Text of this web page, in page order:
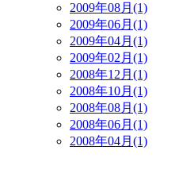
2009年08月(1)
2009年06月(1)
2009年04月(1)
2009年02月(1)
2008年12月(1)
2008年10月(1)
2008年08月(1)
2008年06月(1)
2008年04月(1)